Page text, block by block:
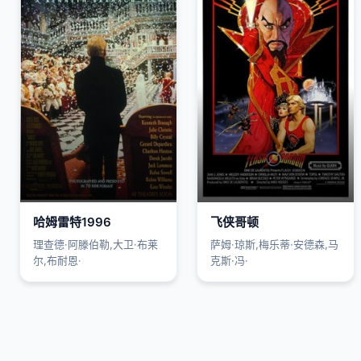
哈姆雷特1996
理查德·阿滕伯勒,大卫·布莱
尔,布耐恩·
飞侠哥顿
萨姆·琼斯,梅乐蒂·安德森,马
克斯·冯·